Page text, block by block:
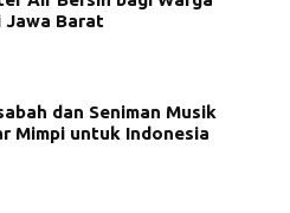
Jawa Barat
dan Seniman Musik
Mimpi untuk Indonesia